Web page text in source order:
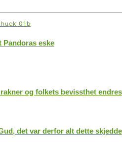
Pandoras eske
og folkets bevissthet endres
det var derfor alt dette skjedde